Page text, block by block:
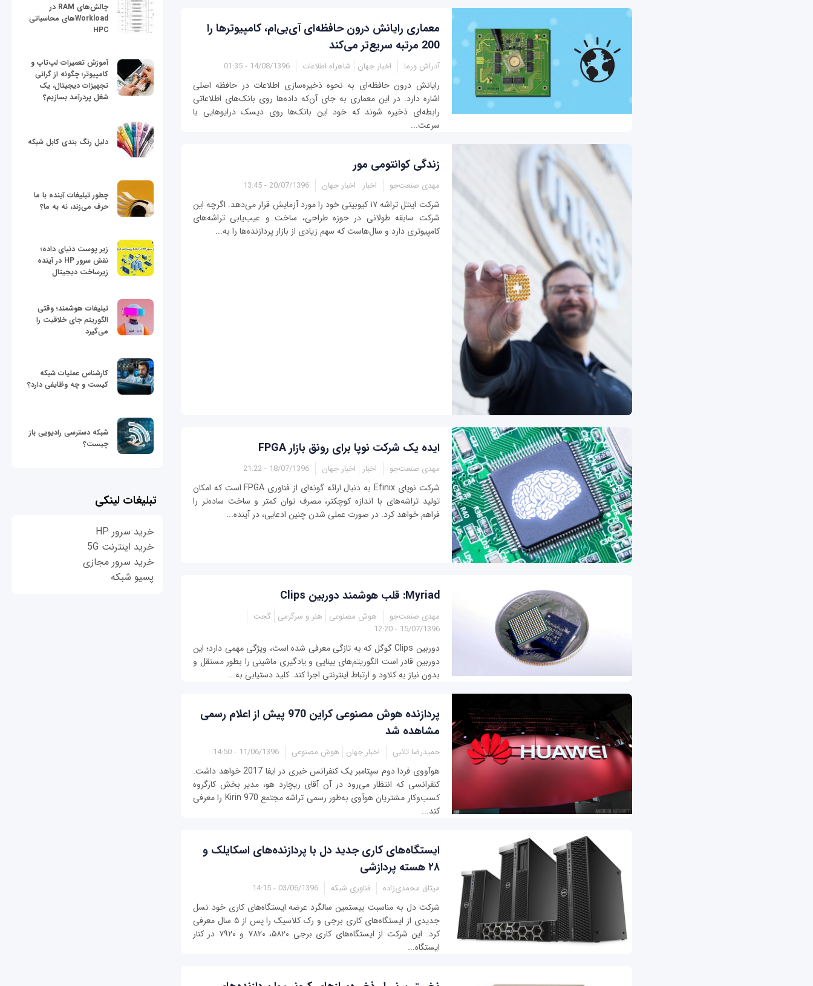
معماری رایانش درون حافظه‌ای آی‌بی‌ام، کامپیوترها را
200 مرتبه سریع‌تر می‌کند
آدراش ورما اخبار جهان شاهراه اطلاعات 14/08/1396 - 01:35
رایانش درون حافظه‌ای به نحوه ذخیره‌سازی اطلاعات در حافظه اصلی
اشاره دارد. در این معماری به جای آن‌که داده‌ها روی بانک‌های اطلاعاتی
رابطه‌ای ذخیره شوند که خود این بانک‌ها روی دیسک درایوهایی با
سرعت...
زندگی کوانتومی مور
مهدی صنعت‌جو اخبار اخبار جهان 20/07/1396 - 13:45
شرکت اینتل تراشه ۱۷ کیوبیتی خود را مورد آزمایش قرار می‌دهد.‍ اگرچه این
شرکت سابقه طولانی در حوزه طراحی، ساخت و عیب‌یابی تراشه‌های
کامپیوتری دارد و سال‌هاست که سهم زیادی از بازار پردازنده‌ها را به...
ایده یک شرکت نوپا برای رونق بازار FPGA
مهدی صنعت‌جو اخبار اخبار جهان 18/07/1396 - 21:22
شرکت نوپای Efinix به دنبال ارائه گونه‌ای از فناوری FPGA است که امکان
تولید تراشه‌های با اندازه کوچکتر، مصرف توان کمتر و ساخت ساده‌تر را
فراهم خواهد کرد. در صورت عملی شدن چنین ادعایی، در آینده...
Myriad: قلب هوشمند دوربین Clips
مهدی صنعت‌جو هوش مصنوعی هنر و سرگرمی گجت
15/07/1396 - 12:20
دوربین Clips گوگل که به تازگی معرفی شده است، ویژگی مهمی دارد؛ این
دوربین قادر است الگوریتم‌های بینایی و یادگیری ماشینی را بطور مستقل و
بدون نیاز به کلاود و ارتباط اینترنتی اجرا کند. کلید دستیابی به...
پردازنده‌ هوش مصنوعی کراین 970 پیش از اعلام رسمی
مشاهده شد
حمیدرضا تائبی اخبار جهان هوش مصنوعی 11/06/1396 - 14:50
هوآووی فردا دوم سپتامبر یک کنفرانس خبری در ایفا 2017 خواهد داشت.
کنفرانسی که انتظار می‌رود در آن آقای ریچارد هو، مدیر بخش کارگروه
کسب‌وکار مشتریان هوآوی به‌طور رسمی تراشه مجتمع Kirin 970 را معرفی
کند...
ایستگاه‌های کاری جدید دل با پردازنده‌های اسکایلک‌ و
۲۸ هسته پردازشی
میثاق محمدی‌زاده فناوری شبکه 03/06/1396 - 14:15
شرکت دل به مناسبت بیستمین سالگرد عرضه ایستگاه‌های کاری خود نسل
جدیدی از ایستگاه‌های کاری برجی و رک کلاسیک را پس از ۵ سال معرفی
کرد. این شرکت از ایستگاه‌های کاری برجی ۵۸۲۰، ۷۸۲۰ و ۷۹۲۰ در کنار
ایستگاه...
چالش‌های RAM در
Workloadهای محاسباتی
HPC
آموزش تعمیرات لپ‌تاپ و
کامپیوتر؛ چگونه از گرانی
تجهیزات دیجیتال، یک
شغل پردرآمد بسازیم؟
دلیل رنگ بندی کابل شبکه
چطور تبلیغات آینده با ما
حرف می‌زند، نه به ما؟
زیر پوست دنیای داده؛
نقش سرور HP در آینده
زیرساخت دیجیتال
تبلیغات هوشمند؛ وقتی
الگوریتم جای خلاقیت را
می‌گیرد
کارشناس عملیات شبکه
کیست و چه وظایفی دارد؟
شبکه دسترسی رادیویی باز
چیست؟
تبلیغات لینکی
خرید سرور HP
خرید اینترنت 5G
خرید سرور مجازی
پسیو شبکه